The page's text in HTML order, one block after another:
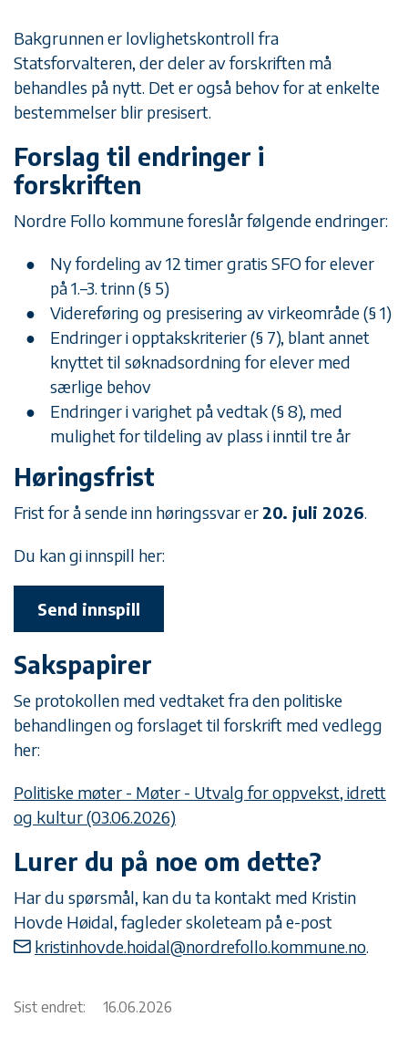
Bakgrunnen er lovlighetskontroll fra
Statsforvalteren, der deler av forskriften må
behandles på nytt. Det er også behov for at enkelte
bestemmelser blir presisert.
Forslag til endringer i
forskriften
Nordre Follo kommune foreslår følgende endringer:
Ny fordeling av 12 timer gratis SFO for elever
på 1.–3. trinn (§ 5)
Videreføring og presisering av virkeområde (§ 1)
Endringer i opptakskriterier (§ 7), blant annet
knyttet til søknadsordning for elever med
særlige behov
Endringer i varighet på vedtak (§ 8), med
mulighet for tildeling av plass i inntil tre år
Høringsfrist
Frist for å sende inn høringssvar er 20. juli 2026.
Du kan gi innspill her:
Send innspill
Sakspapirer
Se protokollen med vedtaket fra den politiske
behandlingen og forslaget til forskrift med vedlegg
her:
Politiske møter - Møter - Utvalg for oppvekst, idrett
og kultur (03.06.2026)
Lurer du på noe om dette?
Har du spørsmål, kan du ta kontakt med Kristin
Hovde Høidal, fagleder skoleteam på e-post
kristinhovde.hoidal@nordrefollo.kommune.no.
Sist endret: 16.06.2026